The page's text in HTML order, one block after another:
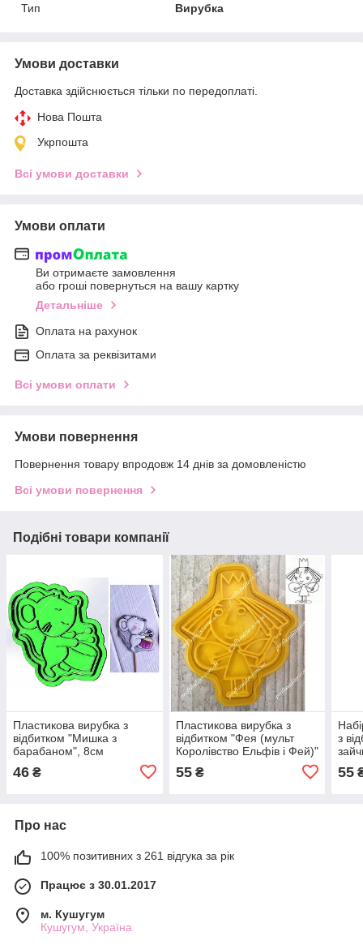
Тип
Вирубка
Умови доставки
Доставка здійснюється тільки по передоплаті.
Нова Пошта
Укрпошта
Всі умови доставки
Умови оплати
Ви отримаєте замовлення
або гроші повернуться на вашу картку
Детальніше
Оплата на рахунок
Оплата за реквізитами
Всі умови оплати
Умови повернення
Повернення товару впродовж 14 днів за домовленістю
Всі умови повернення
Подібні товари компанії
Пластикова вирубка з
відбитком "Мишка з
барабаном", 8см
46 ₴
Пластикова вирубка з
відбитком "Фея (мульт
Королівство Ельфів і Фей)"
55₴
з
55
Про нас
100% позитивних з 261 відгука за рік
Працює з 30.01.2017
м. Кушугум
Кушугум, Україна